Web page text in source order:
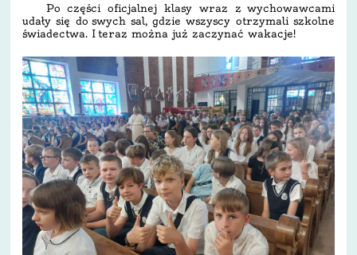
Po części oficjalnej klasy wraz z wychowawcami
udały się do swych sal, gdzie wszyscy otrzymali szkolne
świadectwa. I teraz można już zaczynać wakacje!